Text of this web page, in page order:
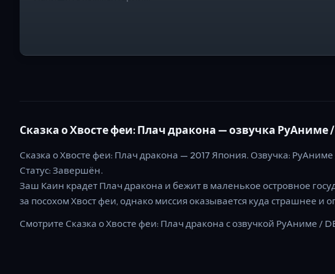
Сказка о Хвосте феи: Плач дракона — озвучка РуАниме /
Сказка о Хвосте феи: Плач дракона — 2017 Япония. Озвучка: РуАниме
Статус: Завершён.
Заш Каин крадет Плач дракона и бежит в маленькое островное
за посохом Хвост феи, однако миссия оказывается куда страшнее и
Смотрите Сказка о Хвосте феи: Плач дракона с озвучкой РуАниме /